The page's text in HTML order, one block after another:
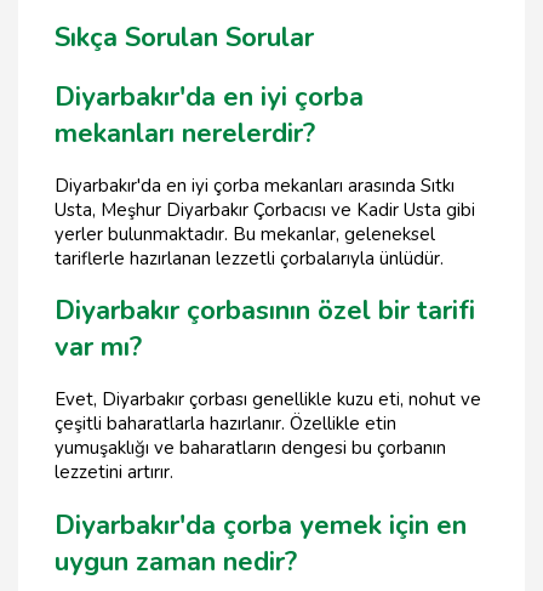
Sıkça Sorulan Sorular
Diyarbakır'da en iyi çorba
mekanları nerelerdir?
Diyarbakır'da en iyi çorba mekanları arasında Sıtkı
Usta, Meşhur Diyarbakır Çorbacısı ve Kadir Usta gibi
yerler bulunmaktadır. Bu mekanlar, geleneksel
tariflerle hazırlanan lezzetli çorbalarıyla ünlüdür.
Diyarbakır çorbasının özel bir tarifi
var mı?
Evet, Diyarbakır çorbası genellikle kuzu eti, nohut ve
çeşitli baharatlarla hazırlanır. Özellikle etin
yumuşaklığı ve baharatların dengesi bu çorbanın
lezzetini artırır.
Diyarbakır'da çorba yemek için en
uygun zaman nedir?